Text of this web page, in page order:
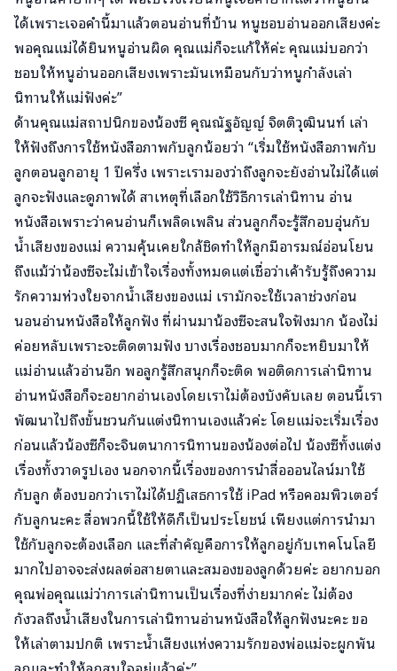
ได้เพราะเจอคำนี้มาแล้วตอนอ่านที่บ้าน หนูชอบอ่านออกเสียงค่ะ
พอคุณแม่ได้ยินหนูอ่านผิด คุณแม่ก็จะแก้ให้ค่ะ คุณแม่บอกว่า
ชอบให้หนูอ่านออกเสียงเพราะมันเหมือนกับว่าหนูกำลังเล่า
นิทานให้แม่ฟังค่ะ”
ด้านคุณแม่สถาปนิกของน้องซี คุณณัฐอัญญ์ จิตติวุฒินนท์ เล่า
ให้ฟังถึงการใช้หนังสือภาพกับลูกน้อยว่า “เริ่มใช้หนังสือภาพกับ
ลูกตอนลูกอายุ 1 ปีครึ่ง เพราะเรามองว่าถึงลูกจะยังอ่านไม่ได้แต่
ลูกจะฟังและดูภาพได้ สาเหตุที่เลือกใช้วิธีการเล่านิทาน อ่าน
หนังสือเพราะว่าคนอ่านก็เพลิดเพลิน ส่วนลูกก็จะรู้สึกอบอุ่นกับ
น้ำเสียงของแม่ ความคุ้นเคยใกล้ชิดทำให้ลูกมีอารมณ์อ่อนโยน
ถึงแม้ว่าน้องซีจะไม่เข้าใจเรื่องทั้งหมดแต่เชื่อว่าเค้ารับรู้ถึงความ
รักความห่วงใยจากน้ำเสียงของแม่ เรามักจะใช้เวลาช่วงก่อน
นอนอ่านหนังสือให้ลูกฟัง ที่ผ่านมาน้องซีจะสนใจฟังมาก น้องไม่
ค่อยหลับเพราะจะติดตามฟัง บางเรื่องชอบมากก็จะหยิบมาให้
แม่อ่านแล้วอ่านอีก พอลูกรู้สึกสนุกก็จะติด พอติดการเล่านิทาน
อ่านหนังสือก็จะอยากอ่านเองโดยเราไม่ต้องบังคับเลย ตอนนี้เรา
พัฒนาไปถึงขั้นชวนกันแต่งนิทานเองแล้วค่ะ โดยแม่จะเริ่มเรื่อง
ก่อนแล้วน้องซีก็จะจินตนาการนิทานของน้องต่อไป น้องซีทั้งแต่ง
เรื่องทั้งวาดรูปเอง นอกจากนี้เรื่องของการนำสื่อออนไลน์มาใช้
กับลูก ต้องบอกว่าเราไม่ได้ปฏิเสธการใช้ iPad หรือคอมพิวเตอร์
กับลูกนะคะ สื่อพวกนี้ใช้ให้ดีก็เป็นประโยชน์ เพียงแต่การนำมา
ใช้กับลูกจะต้องเลือก และที่สำคัญคือการให้ลูกอยู่กับเทคโนโลยี
มากไปอาจจะส่งผลต่อสายตาและสมองของลูกด้วยค่ะ อยากบอก
คุณพ่อคุณแม่ว่าการเล่านิทานเป็นเรื่องที่ง่ายมากค่ะ ไม่ต้อง
กังวลถึงน้ำเสียงในการเล่านิทานอ่านหนังสือให้ลูกฟังนะคะ ขอ
ให้เล่าตามปกติ เพราะน้ำเสียงแห่งความรักของพ่อแม่จะผูกพัน